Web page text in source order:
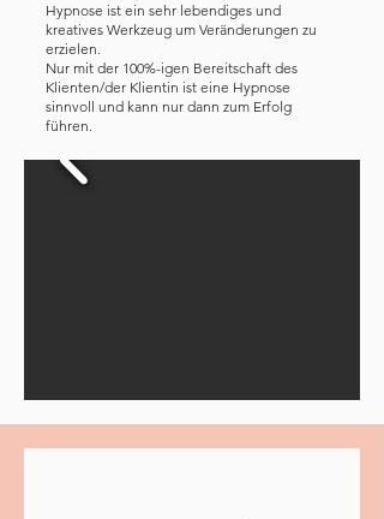
Hypnose ist ein sehr lebendiges und
kreatives Werkzeug um Veränderungen zu
erzielen.
Nur mit der 100%-igen Bereitschaft des
Klienten/der Klientin ist eine Hypnose
sinnvoll und kann nur dann zum Erfolg
führen.